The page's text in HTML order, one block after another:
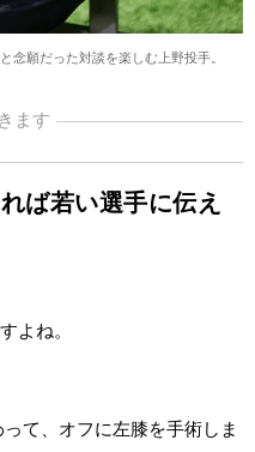
念願だった対談を楽しむ上野投手。
ます
ば若い選手に伝え
よね。
て、オフに左膝を手術しま